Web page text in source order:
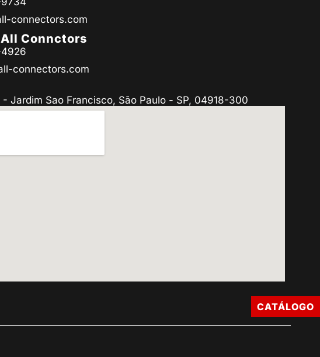
connectors.com
Connctors
connectors.com
- Jardim Sao Francisco, São Paulo - SP, 04918-300
CATÁLOGO